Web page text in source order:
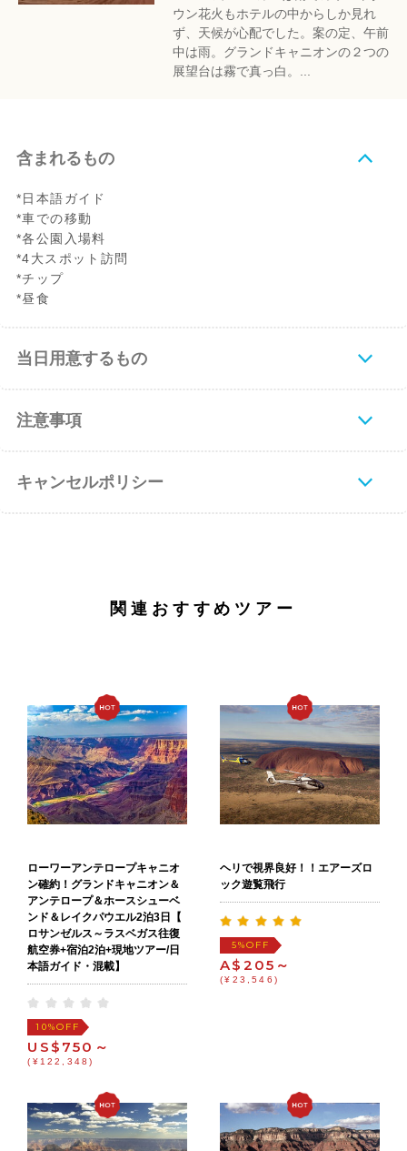
ウン花火もホテルの中からしか見れ
ず、天候が心配でした。案の定、午前
中は雨。グランドキャニオンの２つの
展望台は霧で真っ白。...
含まれるもの
*日本語ガイド
*車での移動
*各公園入場料
*4大スポット訪問
*チップ
*昼食
当日用意するもの
注意事項
キャンセルポリシー
関連おすすめツアー
ローワーアンテロープキャニオ
ン確約！グランドキャニオン＆
アンテロープ＆ホースシューベ
ンド＆レイクパウエル2泊3日【
ロサンゼルス～ラスベガス往復
航空券+宿泊2泊+現地ツアー/日
本語ガイド・混載】
10%OFF
US$750～
(¥122,348)
ヘリで視界良好！！エアーズロ
ック遊覧飛行
5%OFF
A$205～
(¥23,546)